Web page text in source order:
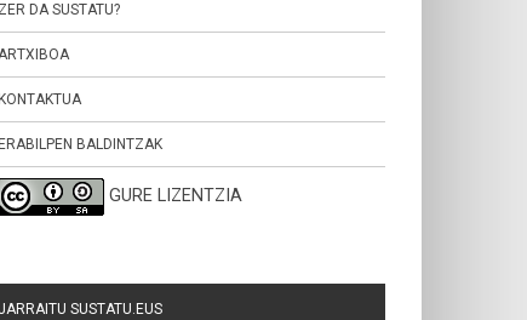
ZER DA SUSTATU?
KONTAKTUA
ERABILPEN BALDINTZAK
GURE LIZENTZIA
SUSTATU.EUS